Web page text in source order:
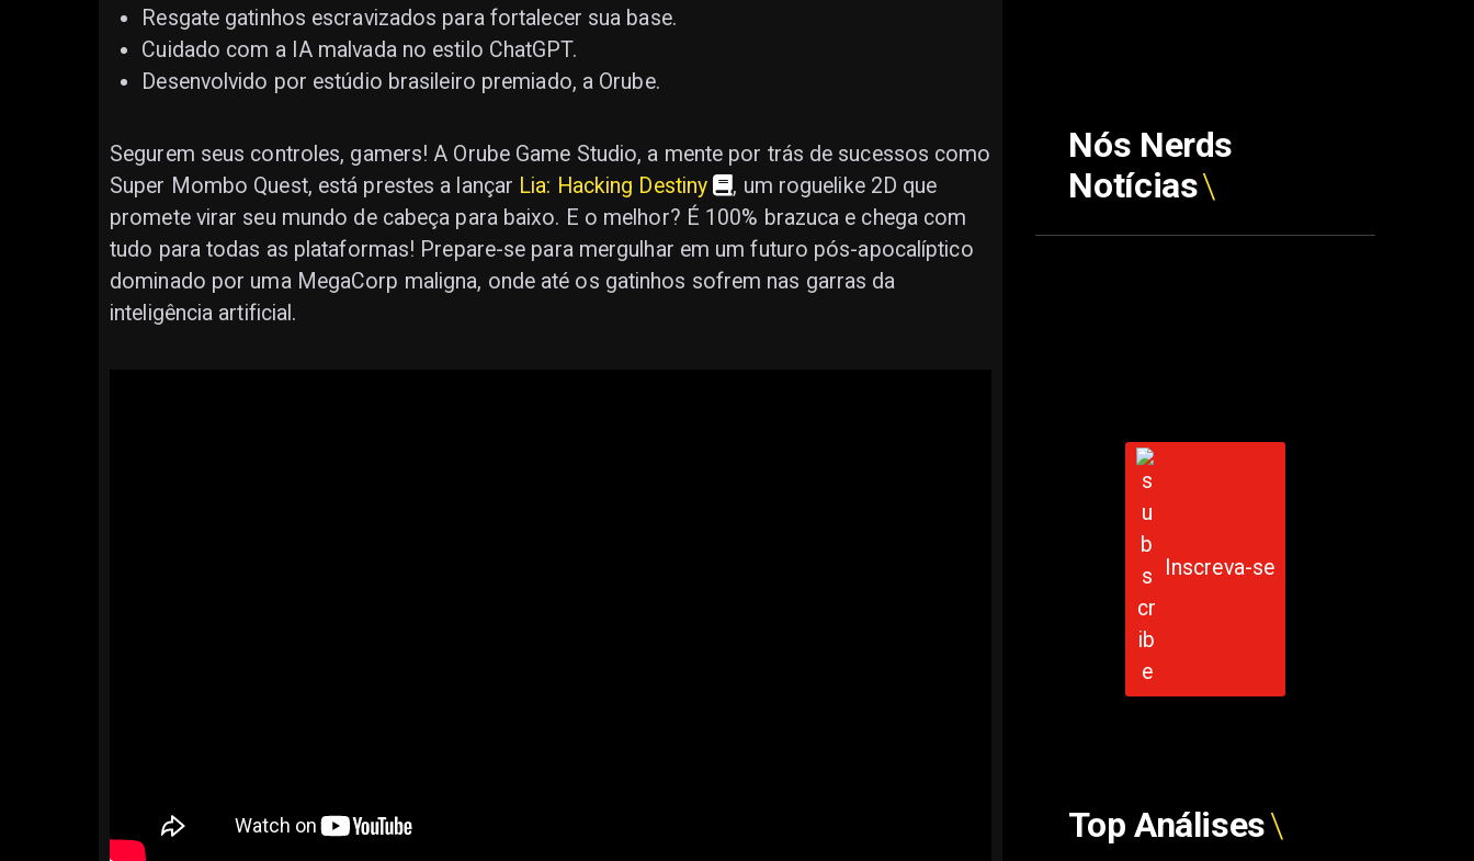
Resgate gatinhos escravizados para fortalecer sua base.
Cuidado com a IA malvada no estilo ChatGPT.
Desenvolvido por estúdio brasileiro premiado, a Orube.
Segurem seus controles, gamers! A Orube Game Studio, a mente por trás de sucessos como
Super Mombo Quest, está prestes a lançar Lia: Hacking Destiny
, um roguelike 2D que
promete virar seu mundo de cabeça para baixo. E o melhor? É 100% brazuca e chega com
tudo para todas as plataformas! Prepare-se para mergulhar em um futuro pós-apocalíptico
dominado por uma MegaCorp maligna, onde até os gatinhos sofrem nas garras da
inteligência artificial.
Nós Nerds
Notícias
Inscreva-se
Top Análises